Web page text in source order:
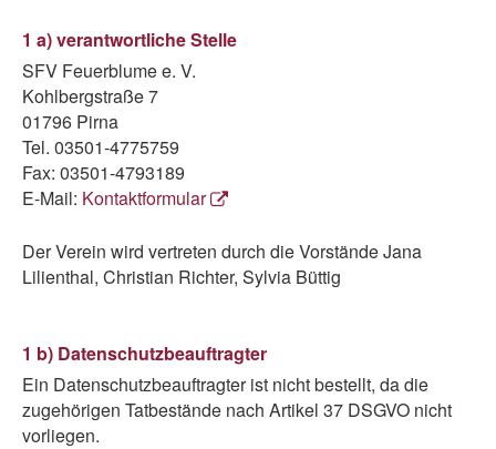
1 a) verantwortliche Stelle
SFV Feuerblume e. V.
Kohlbergstraße 7
01796 Pirna
Tel. 03501-4775759
Fax: 03501-4793189
E-Mail: Kontaktformular
Der Verein wird vertreten durch die Vorstände Jana
Lilienthal, Christian Richter, Sylvia Büttig
1 b) Datenschutzbeauftragter
Ein Datenschutzbeauftragter ist nicht bestellt, da die
zugehörigen Tatbestände nach Artikel 37 DSGVO nicht
vorliegen.